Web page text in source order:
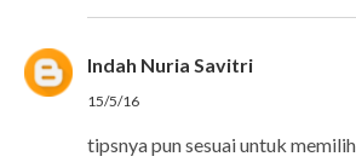
Indah Nuria Savitri
15/5/16
tipsnya pun sesuai untuk